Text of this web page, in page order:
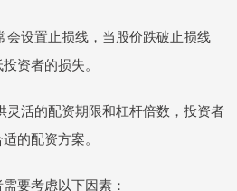
设置止损线，当股价跌破止损线
资者的损失。
活的配资期限和杠杆倍数，投资者
的配资方案。
要考虑以下因素：